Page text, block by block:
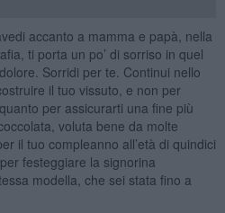
accanto a mamma e papà, nella
ti porta un po’ di sorriso in quel
Sorridi per te. Continui nello
il tuo vissuto, e non per
per assicurarti una fine più
voluta bene da molte
il tuo compleanno all’età di quindici
festeggiare la signorina
modella, che sei stata fino a